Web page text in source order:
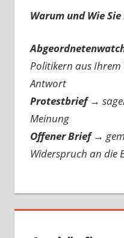
Warum und Wie
Politikern aus Ihrem
Antwort
Protestbrief →
Meinung
Offener Brief →
Widerspruch an die